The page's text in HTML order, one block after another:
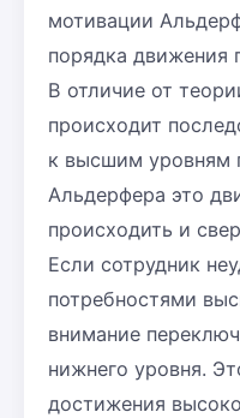
мотивации
порядка движения
В отличие от
происходит
к высшим уровням
Альдерфера это
происходить и
Если сотрудник
потребностями
внимание
нижнего уровня.
достижения